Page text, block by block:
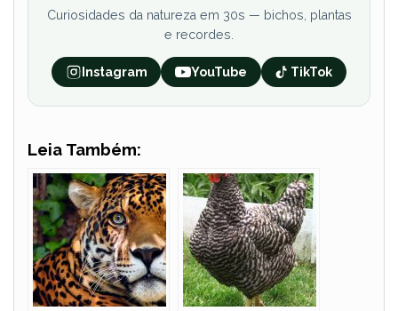
Curiosidades da natureza em 30s — bichos, plantas
e recordes.
Instagram YouTube TikTok
Leia Também: